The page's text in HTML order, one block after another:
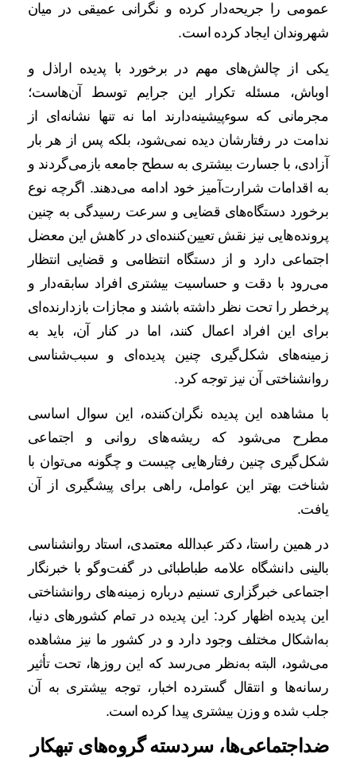
عمومی را جریحه‌دار کرده و نگرانی عمیقی در میان
شهروندان ایجاد کرده است.
یکی از چالش‌های مهم در برخورد با پدیده اراذل و
اوباش، مسئله تکرار این جرایم توسط آن‌هاست؛
مجرمانی که سوءپیشینه‌دارند اما نه تنها نشانه‌ای از
ندامت در رفتارشان دیده نمی‌شود، بلکه پس از هر بار
آزادی، با جسارت بیشتری به سطح جامعه بازمی‌گردند و
به اقدامات شرارت‌آمیز خود ادامه می‌دهند. اگرچه نوع
برخورد دستگاه‌های قضایی و سرعت رسیدگی به چنین
پرونده‌هایی نیز نقش تعیین‌کننده‌ای در کاهش این معضل
اجتماعی دارد و از دستگاه انتظامی و قضایی انتظار
می‌رود با دقت و حساسیت بیشتری افراد سابقه‌دار و
پرخطر را تحت نظر داشته باشند و مجازات بازدارنده‌ای
برای این افراد اعمال کنند، اما در کنار آن، باید به
زمینه‌های شکل‌گیری چنین پدیده‌ای و سبب‌شناسی
روانشناختی آن نیز توجه کرد.
با مشاهده این پدیده نگران‌کننده، این سوال اساسی
مطرح می‌شود که ریشه‌های روانی و اجتماعی
شکل‌گیری چنین رفتارهایی چیست و چگونه می‌توان با
شناخت بهتر این عوامل، راهی برای پیشگیری از آن
یافت.
در همین راستا، دکتر عبدالله معتمدی، استاد روانشناسی
بالینی دانشگاه علامه طباطبائی در گفت‌وگو با خبرنگار
اجتماعی خبرگزاری تسنیم درباره زمینه‌های روانشناختی
این پدیده اظهار کرد: این پدیده در تمام کشورهای دنیا،
به‌اشکال مختلف وجود دارد و در کشور ما نیز مشاهده
می‌شود، البته به‌نظر می‌رسد که این روزها، تحت تأثیر
رسانه‌ها و انتقال گسترده اخبار، توجه بیشتری به آن
جلب شده و وزن بیشتری پیدا کرده است.
ضداجتماعی‌ها، سردسته گروه‌های تبهکار